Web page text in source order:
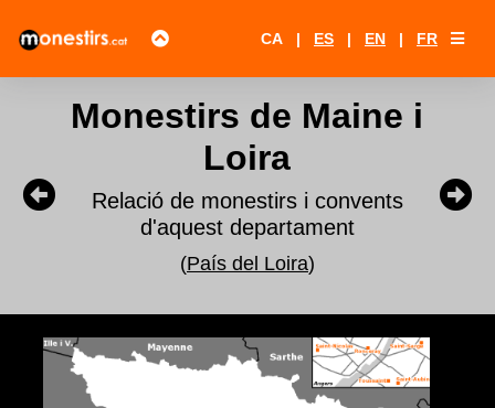
CA | ES | EN | FR
Monestirs de Maine i
Loira
Relació de monestirs i convents
d'aquest departament
(País del Loira)